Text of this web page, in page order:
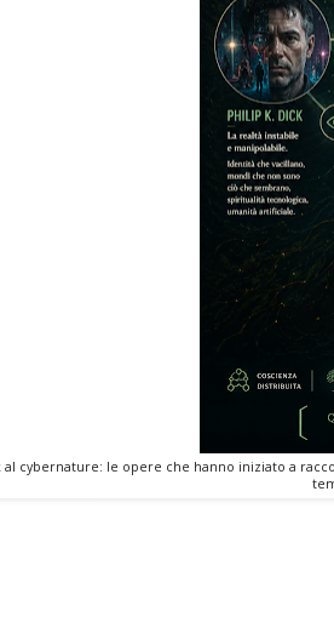
al cybernature: le opere che hanno iniziato a